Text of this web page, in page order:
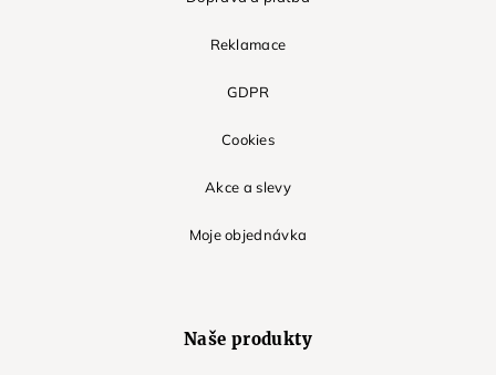
Reklamace
GDPR
Cookies
Akce a slevy
Moje objednávka
Naše produkty